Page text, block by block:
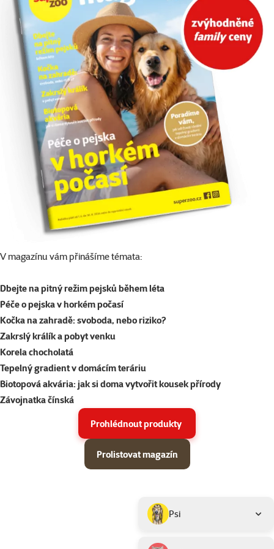
V magazínu vám přinášíme témata:
Dbejte na pitný režim pejsků během léta
Péče o pejska v horkém počasí
Kočka na zahradě: svoboda, nebo riziko?
Zakrslý králík a pobyt venku
Korela chocholatá
Tepelný gradient v domácím teráriu
Biotopová akvária: jak si doma vytvořit kousek přírody
Závojnatka čínská
Prohlédnout produkty
Prolistovat magazín
Podkategorie
Psi